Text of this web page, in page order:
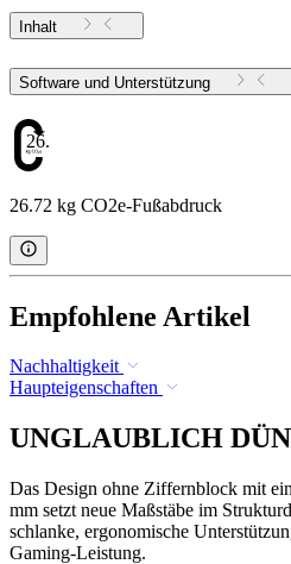
Inhalt
Software und Unterstützung
26.72
26.72 kg CO2e-Fußabdruck
Empfohlene Artikel
Nachhaltigkeit
Haupteigenschaften
UNGLAUBLICH
Das Design ohne Ziffernblock mit
mm setzt neue Maßstäbe im
schlanke, ergonomische
Gaming-Leistung.